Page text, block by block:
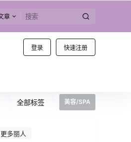
章
登录 快速注册
全部标签 美容/SPA
更多丽人